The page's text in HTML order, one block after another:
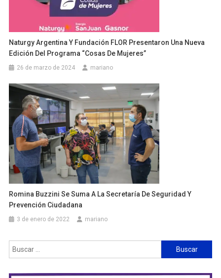
Naturgy Argentina Y Fundación FLOR Presentaron Una Nueva
Edición Del Programa “Cosas De Mujeres”
26 de marzo de 2024 mariano
Romina Buzzini Se Suma A La Secretaría De Seguridad Y
Prevención Ciudadana
3 de enero de 2022 mariano
Buscar: